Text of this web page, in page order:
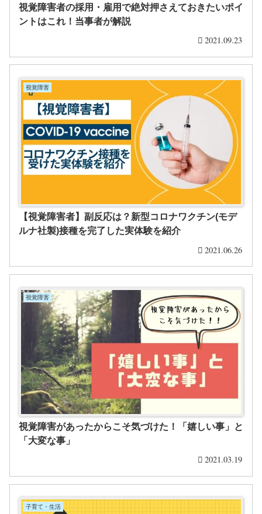
視覚障害者の採用・雇用で絶対押さえておきたいポイ
ントはこれ！当事者が解説
2021.09.23
視覚障害
【視覚障害者】副反応は？新型コロナワクチン(モデ
ルナ社製)接種を完了した実体験を紹介
2021.06.26
視覚障害
視覚障害があったからこそ気づけた！「嬉しい事」と
「大変な事」
2021.03.19
子育て・生活